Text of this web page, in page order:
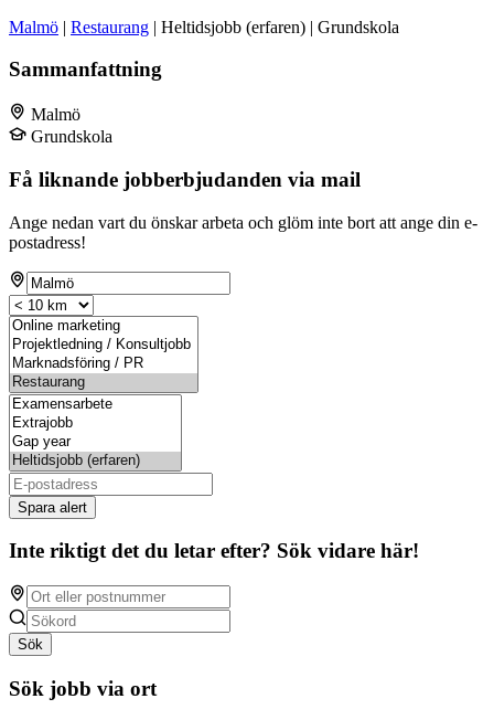
Malmö | Restaurang | Heltidsjobb (erfaren) | Grundskola
Sammanfattning
Malmö
Grundskola
Få liknande jobberbjudanden via mail
Ange nedan vart du önskar arbeta och glöm inte bort att ange din e-
postadress!
Spara alert
Inte riktigt det du letar efter? Sök vidare här!
Sök
Sök jobb via ort